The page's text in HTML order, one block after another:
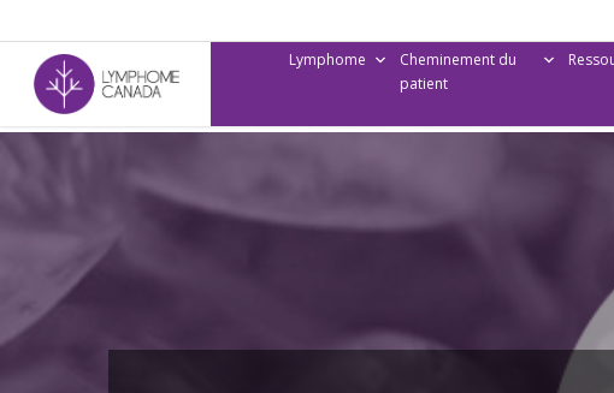
to
main
content
Lymphome
Cheminement du
patient